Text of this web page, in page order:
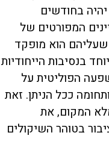
בחודשים
המפורטים של
הוא מופקד
בנסיבות הייחודיות
הפוליטית על
ככל הניתן. זאת
המקום, את
בטוהר השיקולים